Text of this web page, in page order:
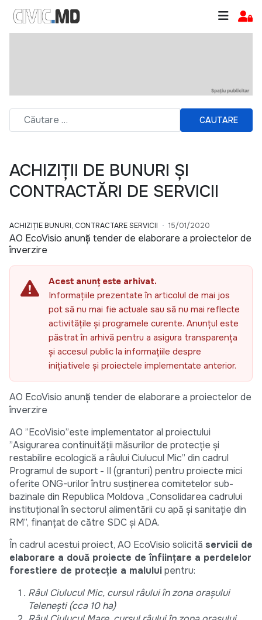
CAUTARE
ACHIZIȚII DE BUNURI ȘI
CONTRACTĂRI DE SERVICII
ACHIZIȚIE BUNURI, CONTRACTARE SERVICII 15/01/2020
AO EcoVisio anunță tender de elaborare a proiectelor de
înverzire
Acest anunț este arhivat.
Informațiile prezentate în articolul de mai jos
pot să nu mai fie actuale sau să nu mai reflecte
activitățile și programele curente. Anunțul este
păstrat în arhivă pentru a asigura transparența
și accesul public la informațiile despre
inițiativele și proiectele implementate anterior.
AO EcoVisio anunță tender de elaborare a proiectelor de
înverzire
AO ”EcoVisio”este implementator al proiectului
”Asigurarea continuității măsurilor de protecție și
restabilire ecologică a râului Ciulucul Mic” din cadrul
Programul de suport - II (granturi) pentru proiecte mici
oferite ONG-urilor întru susținerea comitetelor sub-
bazinale din Republica Moldova „Consolidarea cadrului
instituțional în sectorul alimentării cu apă și sanitație din
RM”, finanțat de către SDC și ADA.
În cadrul acestui proiect, AO EcoVisio solicită servicii de
elaborare a două proiecte de înființare a perdelelor
forestiere de protecție a maluluipentru:
Râul Ciulucul Mic, cursul râului în zona orașului
Telenești (cca 10 ha)